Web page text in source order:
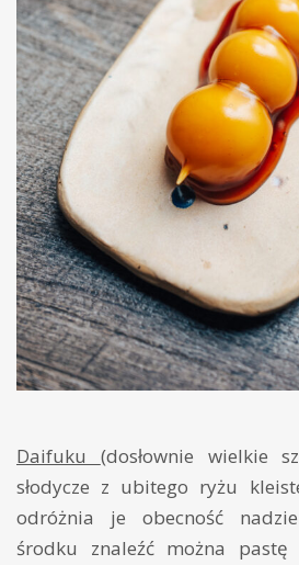
Daifuku (dosłownie wielkie
słodycze z ubitego ryżu
odróżnia je obecność
środku znaleźć można